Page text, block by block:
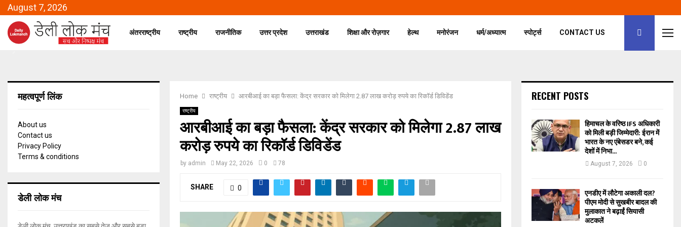
August 7, 2026
अंतरराष्ट्रीय राष्ट्रीय राजनीतिक उत्तर प्रदेश उत्तराखंड शिक्षा और रोज़गार हेल्थ मनोरंजन धर्म/अध्यात्म स्पोर्ट्स CONTACT US
Home राष्ट्रीय आरबीआई का बड़ा फैसला: केंद्र सरकार को मिलेगा 2.87 लाख करोड़ रुपये का रिकॉर्ड डिविडेंड
राष्ट्रीय
आरबीआई का बड़ा फैसला: केंद्र सरकार को मिलेगा 2.87 लाख
करोड़ रुपये का रिकॉर्ड डिविडेंड
by admin May 22, 2026 0 78
SHARE 0
महत्वपूर्ण लिंक
About us
Contact us
Privacy Policy
Terms & conditions
डेली लोक मंच
RECENT POSTS
हिमाचल के वरिष्ठ IFS अधिकारी
को मिली बड़ी जिम्मेदारी: ईरान में
भारत के नए एंबेसडर बने, कई
देशों में निभा...
August 7, 2026 0
एनडीए में लौटेगा अकाली दल?
पीएम मोदी से सुखबीर बादल की
मुलाकात ने बढ़ाईं सियासी
अटकलें